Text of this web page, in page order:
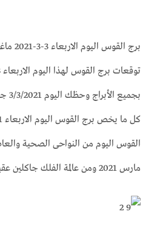
برج القوس اليوم الاربعاء 3-3-2021 ماغي فرح | حظك اليوم برج القوس اليوم الاربعاء 3/3/2021
القوس اليوم من النواحى الصحية
مارس 2021 ومن عالمة الفلك جاكلين عقيقي